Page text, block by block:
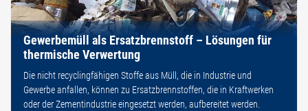
Gewerbemüll als Ersatzbrennstoff – Lösungen für
thermische Verwertung
Die nicht recyclingfähigen Stoffe aus Müll, die in Industrie und
Gewerbe anfallen, können zu Ersatzbrennstoffen, die in Kraftwerken
oder der Zementindustrie eingesetzt werden, aufbereitet werden.